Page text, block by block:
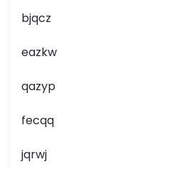
bjqcz
eazkw
qazyp
fecqq
jqrwj